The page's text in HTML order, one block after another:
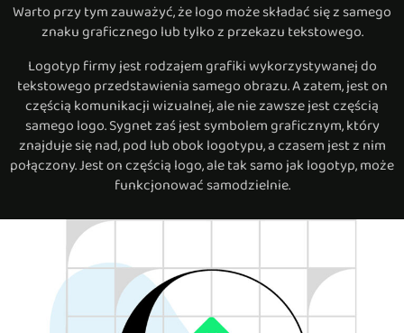
Warto przy tym zauważyć, że logo może składać się z samego
znaku graficznego lub tylko z przekazu tekstowego.
Logotyp firmy jest rodzajem grafiki wykorzystywanej do
tekstowego przedstawienia samego obrazu. A zatem, jest on
częścią komunikacji wizualnej, ale nie zawsze jest częścią
samego logo. Sygnet zaś jest symbolem graficznym, który
znajduje się nad, pod lub obok logotypu, a czasem jest z nim
połączony. Jest on częścią logo, ale tak samo jak logotyp, może
funkcjonować samodzielnie.